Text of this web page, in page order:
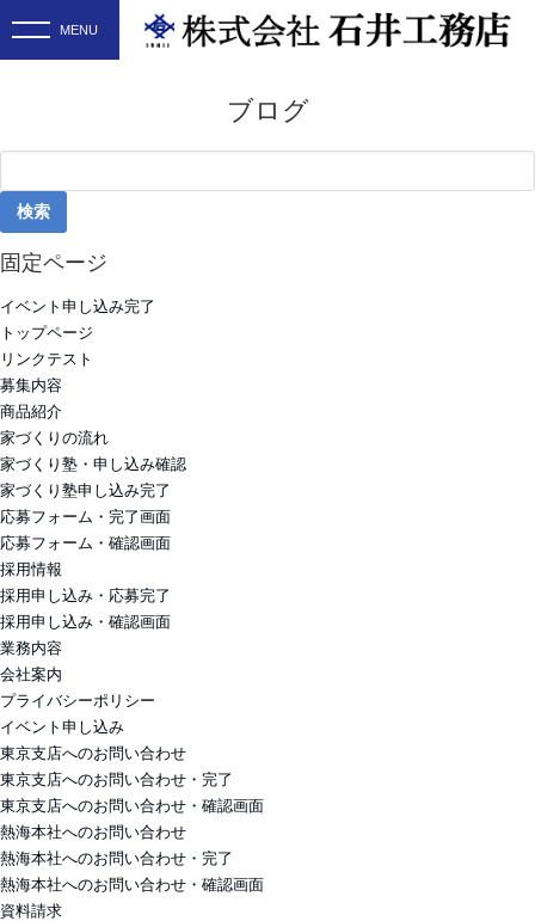
ブログ
索:
固定ページ
イベント申し込み完了
トップページ
リンクテスト
募集内容
商品紹介
家づくりの流れ
家づくり塾・申し込み確認
家づくり塾申し込み完了
応募フォーム・完了画面
応募フォーム・確認画面
採用情報
採用申し込み・応募完了
採用申し込み・確認画面
業務内容
会社案内
プライバシーポリシー
イベント申し込み
東京支店へのお問い合わせ
東京支店へのお問い合わせ・完了
東京支店へのお問い合わせ・確認画面
熱海本社へのお問い合わせ
熱海本社へのお問い合わせ・完了
熱海本社へのお問い合わせ・確認画面
資料請求